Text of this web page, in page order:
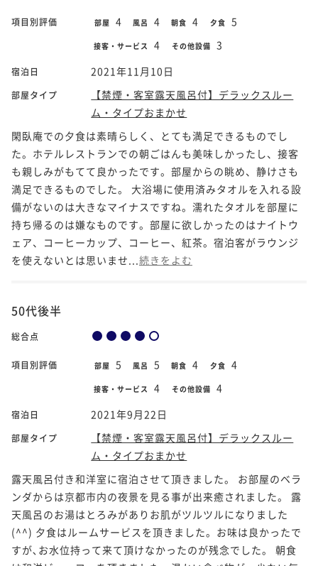
項目別評価 部屋 4 風呂 4 朝食 4 夕食 5
接客・サービス 4 その他設備 3
宿泊日 2021年11月10日
部屋タイプ
【禁煙・客室露天風呂付】デラックスルー
ム・タイプおまかせ
閑臥庵での夕食は素晴らしく、とても満足できるものでし
た。ホテルレストランでの朝ごはんも美味しかったし、接客
も親しみがもてて良かったです。部屋からの眺め、静けさも
満足できるものでした。 大浴場に使用済みタオルを入れる設
備がないのは大きなマイナスですね。濡れたタオルを部屋に
持ち帰るのは嫌なものです。部屋に欲しかったのはナイトウ
ェア、コーヒーカップ、コーヒー、紅茶。宿泊客がラウンジ
を使えないとは思いませ... 続きをよむ
50代後半
総合点
項目別評価 部屋 5 風呂 5 朝食 4 夕食 4
接客・サービス 4 その他設備 4
宿泊日 2021年9月22日
部屋タイプ
【禁煙・客室露天風呂付】デラックスルー
ム・タイプおまかせ
露天風呂付き和洋室に宿泊させて頂きました。 お部屋のベラ
ンダからは京都市内の夜景を見る事が出来癒されました。 露
天風呂のお湯はとろみがありお肌がツルツルになりました
(^^) 夕食はルームサービスを頂きました。お味は良かったで
すが､お水位持って来て頂けなかったのが残念でした。 朝食